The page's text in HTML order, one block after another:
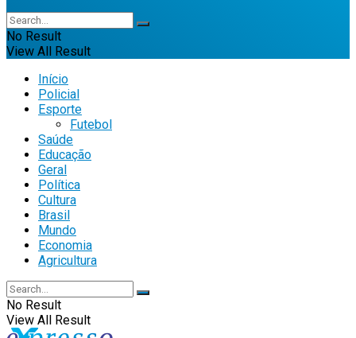
No Result
View All Result
Início
Policial
Esporte
Futebol
Saúde
Educação
Geral
Política
Cultura
Brasil
Mundo
Economia
Agricultura
No Result
View All Result